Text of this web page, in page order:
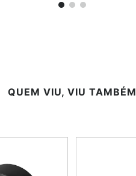
QUEM VIU, VIU TAMBÉM